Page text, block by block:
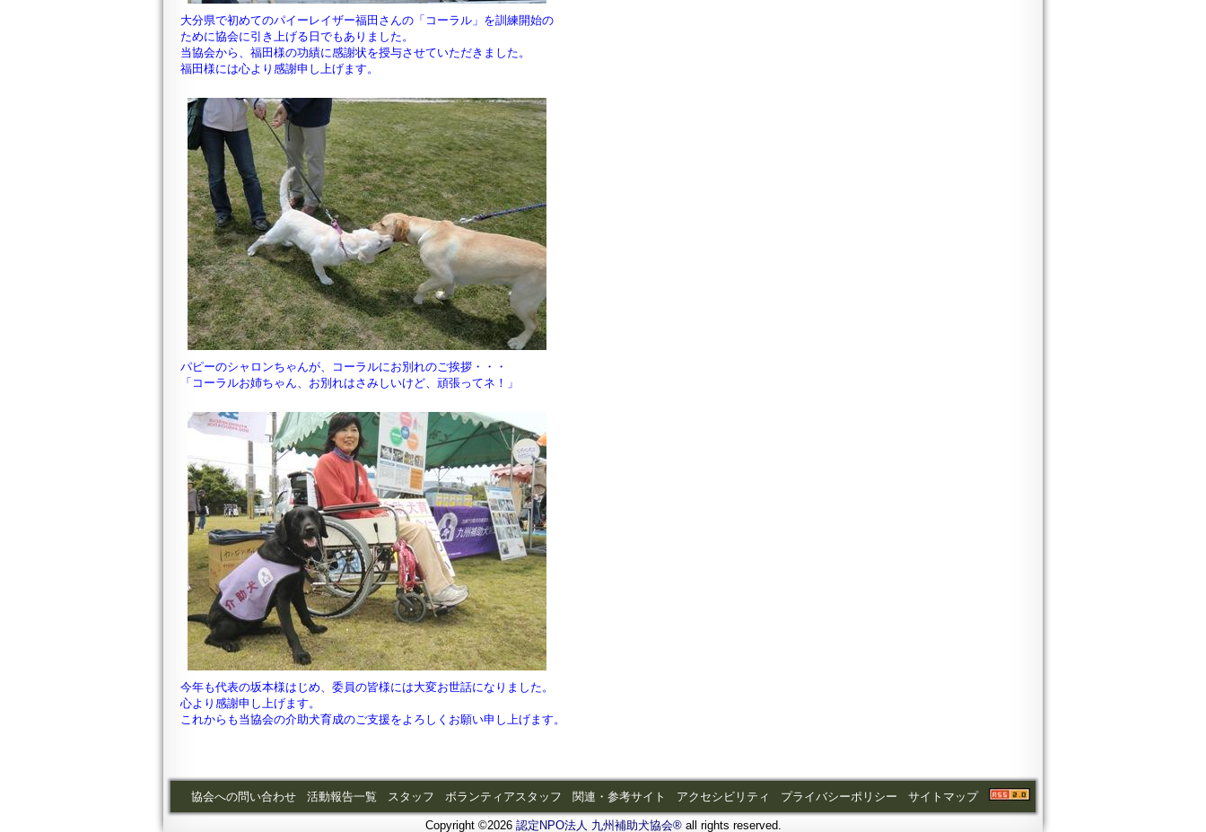
大分県で初めてのパイーレイザー福田さんの「コーラル」を訓練開始の
ために協会に引き上げる日でもありました。
当協会から、福田様の功績に感謝状を授与させていただきました。
福田様には心より感謝申し上げます。
パピーのシャロンちゃんが、コーラルにお別れのご挨拶・・・
「コーラルお姉ちゃん、お別れはさみしいけど、頑張ってネ！ 」
今年も代表の坂本様はじめ、委員の皆様には大変お世話になりました。
心より感謝申し上げます。
これからも当協会の介助犬育成のご支援をよろしくお願い申し上げます。
協会への問い合わせ 活動報告一覧 スタッフ ボランティアスタッフ 関連・参考サイト アクセシビリティ プライバシーポリシー サイトマップ
Copyright ©2026 認定NPO法人 九州補助犬協会®all rights reserved.